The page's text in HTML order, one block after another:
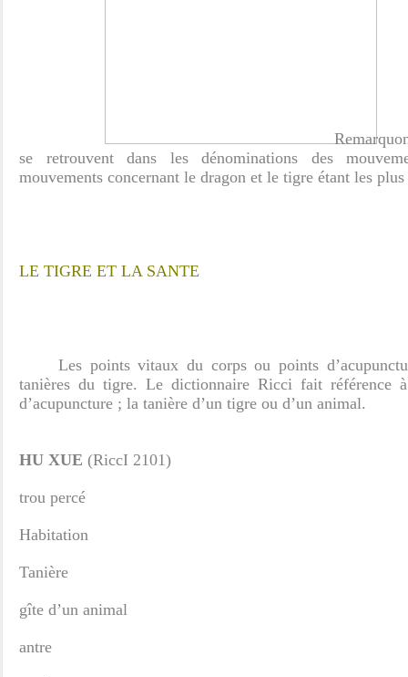
se retrouvent dans les dénominations des
mouvements concernant le dragon et le tigre étant les
LE TIGRE ET LA SANTE
Les points vitaux du corps ou points
tanières du tigre. Le dictionnaire Ricci fait référence
d’acupuncture ; la tanière d’un tigre ou d’un animal.
HU XUE (RiccI 2101)
trou percé
Habitation
Tanière
gîte d’un animal
antre